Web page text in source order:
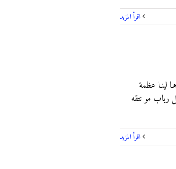
‫اقرأ المزيد
لينـا عظمة
رباب مو نتقه
‫اقرأ المزيد